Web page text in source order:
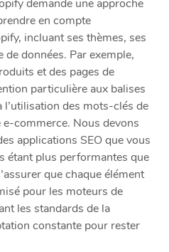
demande une approche
en compte
incluant ses thèmes, ses
données. Par exemple,
et des pages de
particulière aux balises
des mots-clés de
commerce. Nous devons
applications SEO que vous
étant plus performantes que
que chaque élément
pour les moteurs de
les standards de la
constante pour rester